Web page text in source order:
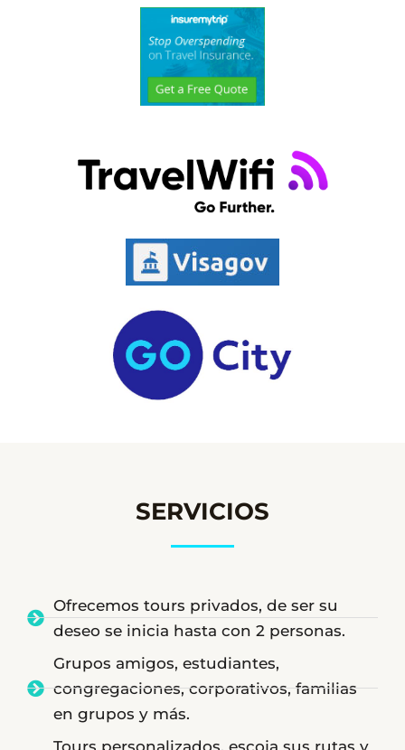
SERVICIOS
Ofrecemos tours privados, de ser su
deseo se inicia hasta con 2 personas.
Grupos amigos, estudiantes,
congregaciones, corporativos, familias
en grupos y más.
Tours personalizados, escoja sus rutas y